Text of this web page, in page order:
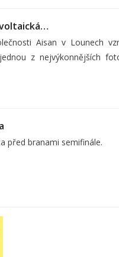
Aisan v Lounech
z nejvýkonnějších
před branami semifinále.